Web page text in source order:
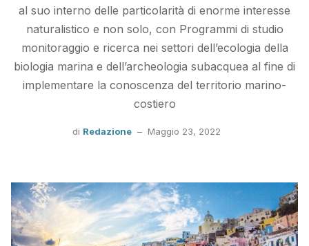
al suo interno delle particolarità di enorme interesse
naturalistico e non solo, con Programmi di studio
monitoraggio e ricerca nei settori dell’ecologia della
biologia marina e dell’archeologia subacquea al fine di
implementare la conoscenza del territorio marino-
costiero
di Redazione– Maggio 23, 2022